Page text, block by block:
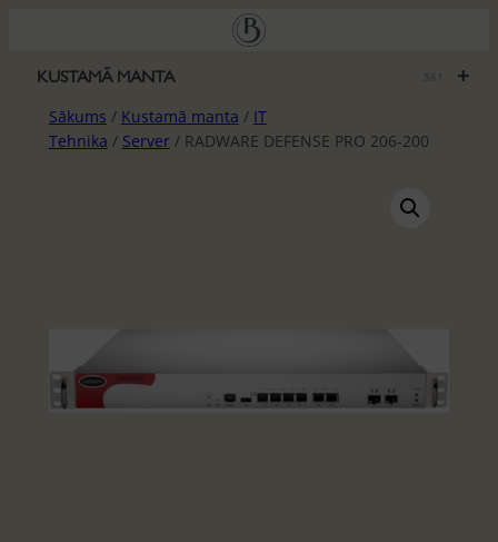
saturu
+
KUSTAMĀ MANTA
Sākums / Kustamā manta / IT
Tehnika / Server/ RADWARE DEFENSE PRO 206-200